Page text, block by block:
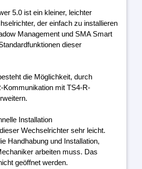
5.0 ist ein kleiner, leichter
der einfach zu installieren
Management und SMA Smart
dieser
die Möglichkeit, durch
Kommunikation mit TS4-R-
Installation
Wechselrichter sehr leicht.
Handhabung und Installation,
arbeiten muss. Das
geöffnet werden.